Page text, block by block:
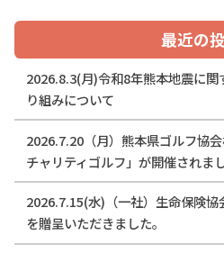
最近の
2026.8.3(月)令和8年熊本地震に
り組みについて
2026.7.20（月）熊本県ゴルフ協
チャリティゴルフ」が開催されまし
2026.7.15(水)（一社）生命保険
を贈呈いただきました。